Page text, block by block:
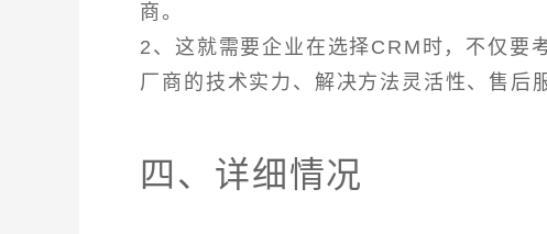
商。
2、这就需要企业在选择CRM时，不仅要
厂商的技术实力、解决方法灵活性、售后
四、详细情况